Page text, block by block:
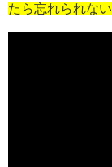
たら忘れられない